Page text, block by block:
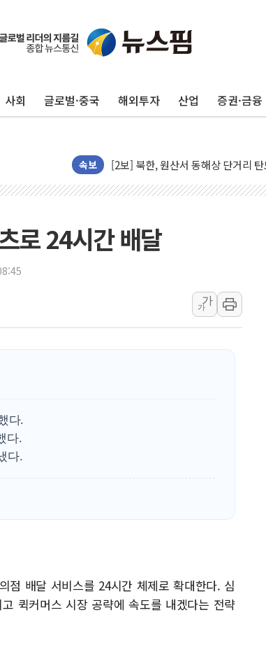
사회 글로벌·중국 해외투자 산업 증권·금융
속보
[코인 시황] 비트코인, ETF 자금 유
[르포] 39도 폭염 속 잠실 개표소
빚투·레버리지 줄었지만, 반도체
양주 가전제품 창고서 화재…차량 3
종로·중구 오피스 78%가 준공 10
법원, '관저 이전 봐주기 감사' 유병
우크라, 러 탄도미사일 공격에 속수
"5.18은 북한 지령" 설교한 목사 불구
[내일날씨] 절기상 '입추'에 폭염 절
제천 바이오밸리 공장 옥상서 불
개혁신당 "민주, '盧 수사' 악연으로
CJ온스타일, 2분기 영업익 260억
[IPO] 니어스랩 "피지컬 AI 자율비
로 24시간 배달
가
가
다.
다.
다.
점 배달 서비스를 24시간 체제로 확대한다. 심
퀵커머스 시장 공략에 속도를 내겠다는 전략